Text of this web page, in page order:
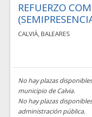
REFUERZO
CALVIÀ,BALEARES
No hay plazas
municipio de Calvia.
No hay plazas
administración pública.